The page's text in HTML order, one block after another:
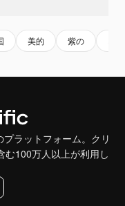
美的 紫の
ラットフォーム。クリ
む100万人以上が利用し